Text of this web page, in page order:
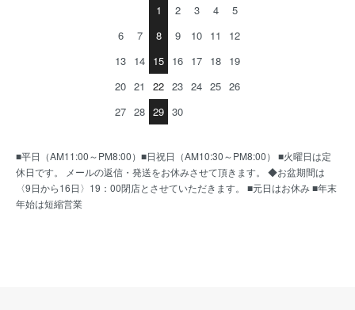
1
2 3 4
5
6
7 8 9 10 11
12
13 14 15 16 17 18 19
20 21 22 23 24 25 26
27 28 29 30
■平日（AM11:00～PM8:00）■日祝日（AM10:30～PM8:00） ■火曜日は定
休日です。 メールの返信・発送をお休みさせて頂きます。 ◆お盆期間は
〈9日から16日〉19：00閉店とさせていただきます。 ■元日はお休み ■年末
年始は短縮営業